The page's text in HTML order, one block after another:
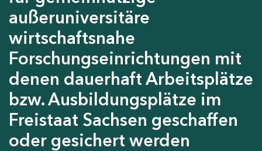
außeruniversitäre
wirtschaftsnahe
Forschungseinrichtungen mit
denen dauerhaft Arbeitsplätze
bzw. Ausbildungsplätze im
Freistaat Sachsen geschaffen
oder gesichert werden